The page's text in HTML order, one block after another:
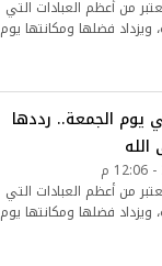
من أعظم العبادات التي
ويزداد فضلها ومكانتها يوم
يوم الجمعة.. رددها
من أعظم العبادات التي
ويزداد فضلها ومكانتها يوم